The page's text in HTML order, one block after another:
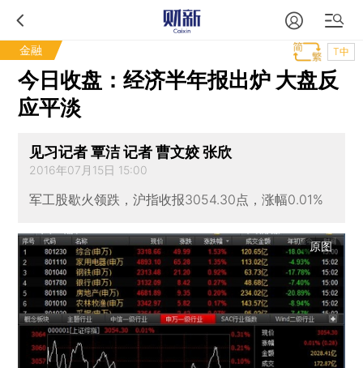
金融 T中
今日收盘：经济半年报出炉 大盘反
应平淡
见习记者 覃洁 记者 曹文姣 张欣
2016年07月15日 15:00
军工股歇火领跌，沪指收报3054.30点，涨幅0.01%
原图